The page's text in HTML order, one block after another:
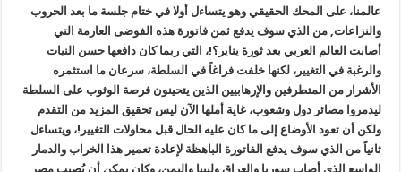
عالمنا، على المحك الحقيقي وهو يتساءل أولا في ختام جلسة ما بعد الحروب
والنزاعات, من الذي سوف يدفع ثمن فاتورة هذه الفوضى العارمة التي
أصابت العالم العربي بعد ثورة يناير؟!، التي ربما كان دافعها حسن النيات
والرغبة في التغيير، لكنها خلفت فراغاً في السلطة، سرعان ما استثمره
الأشرار من المتطرفين والإرهابيين الذين يتحينون فرصة الوثوب على السلطة
ليدمروا مصائر دول وشعوب، غاية أملها الآن ليس تحقيق المزيد من التقدم
ولكن أن تعود الأوضاع إلى ما كان عليه الحال قبل محاولات التغيير!، ويتساءل
ثانياً من الذي سوف يدفع الفاتورة الباهظة لإعادة تعمير هذا الخراب والدمار
الواسع الذي أصاب سوريا والعراق وليبيا واليمن، وكان يمكن أن يُصيب مصر